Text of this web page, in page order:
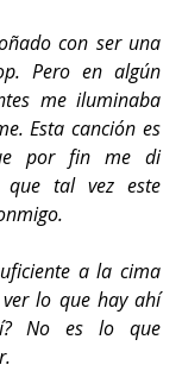
con ser una
Pero en algún
me iluminaba
Esta canción es
por fin me di
que tal vez este
a la cima
lo que hay ahí
No es lo que